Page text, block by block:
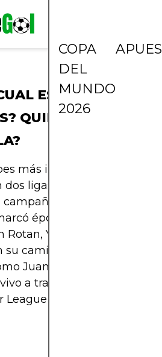
COPA
DEL
MUNDO
2026
ES SU HISTORIA,
QUIENES FUERON
más importantes de
dos ligas soviéticas, varias
en la UEFA
época con un estilo
Rotan, Yevhen
camiseta. Dirigido por
Juande Ramos y Myron
a través del SC Dnipro-1,
ucraniana.